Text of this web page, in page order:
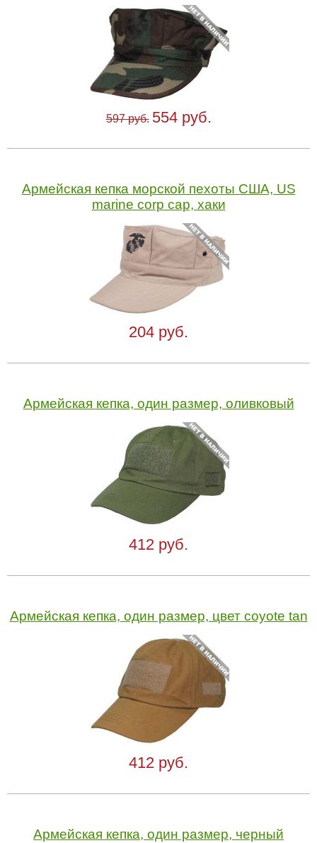
597 руб. 554 руб.
Армейская кепка морской пехоты США, US
marine corp cap, хаки
204 руб.
Армейская кепка, один размер, оливковый
412 руб.
Армейская кепка, один размер, цвет coyote tan
412 руб.
Армейская кепка, один размер, черный